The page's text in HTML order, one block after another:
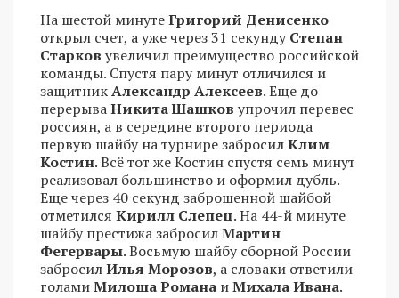
На шестой минутеГригорий Денисенко
открыл счет, а уже через 31 секундуСтепан
Старков увеличил преимущество российской
команды. Спустя пару минут отличился и
защитникАлександр Алексеев. Еще до
перерываНикита Шашков упрочил перевес
россиян, а в середине второго периода
первую шайбу на турнире забросилКлим
Костин. Всё тот же Костин спустя семь минут
реализовал большинство и оформил дубль.
Еще через 40 секунд заброшенной шайбой
отметился Кирилл Слепец. На 44-й минуте
шайбу престижа забросилМартин
Фегервары. Восьмую шайбу сборной России
забросилИлья Морозов, а словаки ответили
голамиМилоша Романа иМихала Ивана.